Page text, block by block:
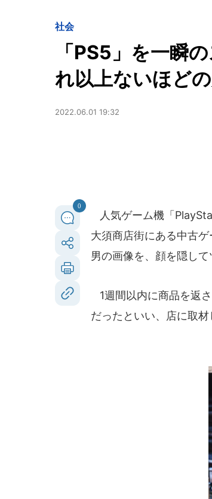
社会
「PS5」を一瞬
れ以上ないほど
2022.06.01 19:32
0
人気ゲーム機「
大須商店街にある中古
男の画像を、顔を隠して
1週間以内に商品を返
だったといい、店に取材